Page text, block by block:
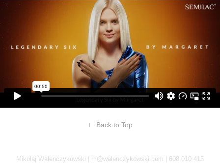
↑ Back to Top
Mikołaj Walenczykowski | m@walenczykowski.com | 608 010 415